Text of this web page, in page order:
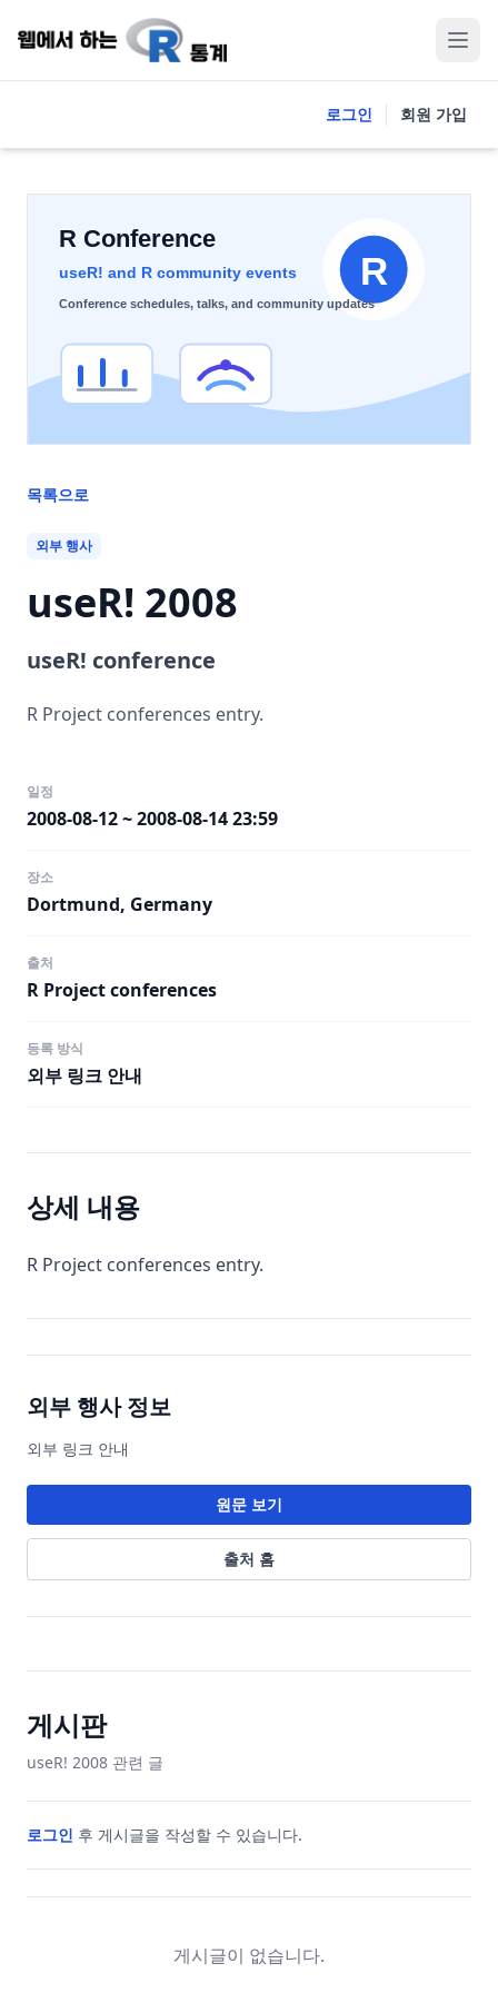
로그인 회원 가입
목록으로
외부 행사
useR! 2008
useR! conference
R Project conferences entry.
일정
2008-08-12 ~ 2008-08-14 23:59
장소
Dortmund, Germany
출처
R Project conferences
등록 방식
외부 링크 안내
상세 내용
R Project conferences entry.
외부 행사 정보
외부 링크 안내
원문 보기
출처 홈
게시판
useR! 2008 관련 글
로그인 후 게시글을 작성할 수 있습니다.
게시글이 없습니다.